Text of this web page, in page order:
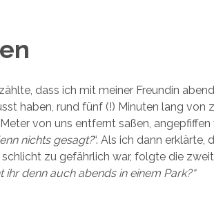
dass ich mit meiner Freundin
haben, rund fünf (!) Minuten lang von
von uns entfernt saßen,
nichts gesagt?“. Als ich dann erklärte,
zu gefährlich war, folgte die
ihr denn auch abends in einem Park?“